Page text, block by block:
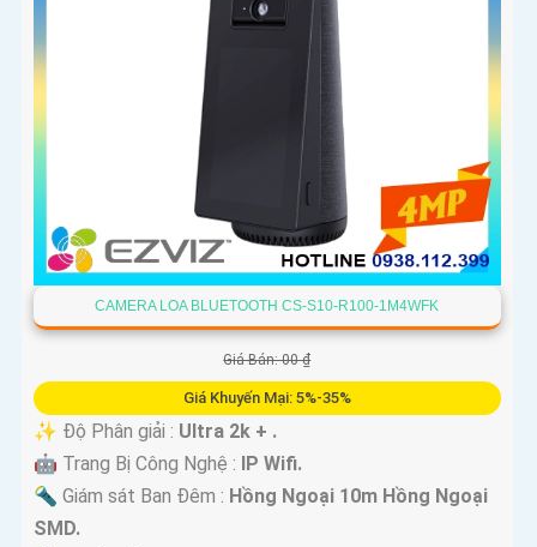
CAMERA LOA BLUETOOTH CS-S10-R100-1M4WFK
Giá Bán: 00 ₫
Giá Khuyến Mại: 5%-35%
✨ Độ Phân giải : Ultra 2k + .
🤖️ Trang Bị Công Nghệ : IP Wifi.
🔦 Giám sát Ban Đêm : Hồng Ngoại 10m Hồng Ngoại
SMD.